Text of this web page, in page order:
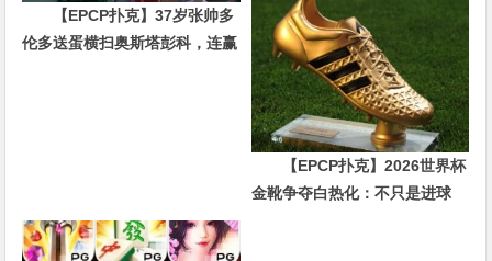
【EPCP扑克】37岁张帅多
伦多送蛋横扫奥斯塔彭科，连赢
【EPCP扑克】2026世界杯
金靴争夺白热化：不只是进球